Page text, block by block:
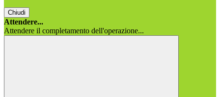
Chiudi
Attendere...
Attendere il completamento dell'operazione...